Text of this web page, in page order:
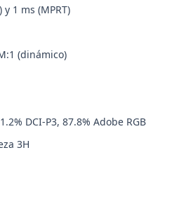
1 ms (MPRT)
(dinámico)
DCI-P3, 87.8% Adobe RGB
3H